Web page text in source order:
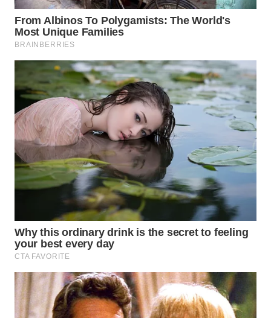
SUMEDANG
WN
WN
KEPULAUAN
SERIBU
WN
TANGERANG
WN
WN
CIREBON
WN
INDRAMAYU